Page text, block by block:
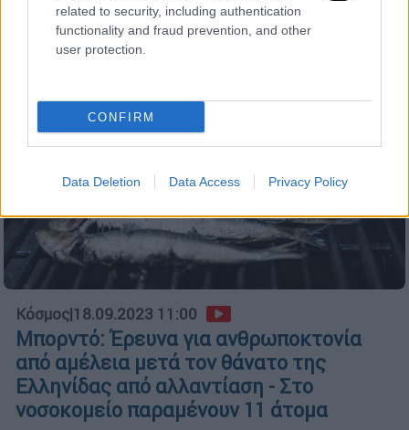
related to security, including authentication
functionality and fraud prevention, and other
user protection.
CONFIRM
Data Deletion Data Access Privacy Policy
Κόσμος|18.09.2023 11:00
Μπορντό: Έρευνα για ανθρωποκτονία
από αμέλεια μετά τον θάνατο της
Ελληνίδας από αλλαντίαση - Στο
νοσοκομείο παραμένουν 11 άτομα